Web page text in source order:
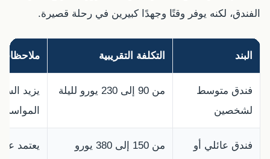
الفندق، لكنه يوفر وقتًا وجهدًا كبيرين في رحلة قصيرة.
البند التكلفة التقريبية ملاحظات
فندق متوسط
لشخصين
من 90 إلى 230 يورو لليلة
يزيد
المواسم.
فندق عائلي أو
من 150 إلى 380 يورو
يعتمد